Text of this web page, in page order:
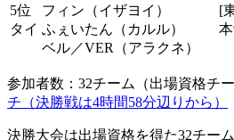
5位
タイ
フィン（イザヨイ）
ふぇいたん（カルル）
ベル／VER（アラクネ）
[
参加者数：32チーム（出場資格チ
チ（決勝戦は4時間58分辺りから）
決勝大会は出場資格を得た32チー